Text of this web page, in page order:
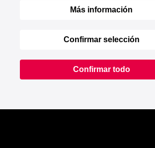
Más información
Confirmar selección
Confirmar todo